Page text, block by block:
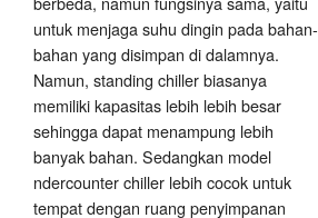
untuk menjaga suhu dingin pada bahan-
bahan yang disimpan di dalamnya.
Namun, standing chiller biasanya
memiliki kapasitas lebih lebih besar
sehingga dapat menampung lebih
banyak bahan. Sedangkan model
ndercounter chiller lebih cocok untuk
tempat dengan ruang penyimpanan